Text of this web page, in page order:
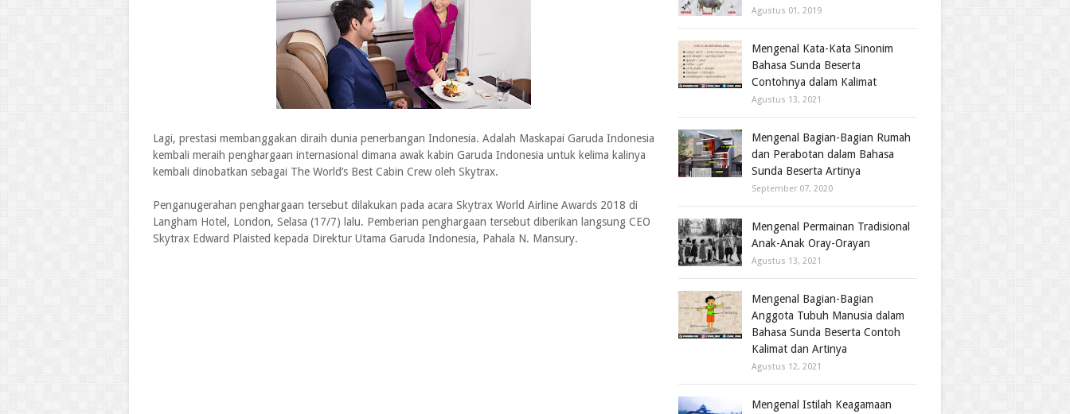
Lagi, prestasi membanggakan diraih dunia penerbangan Indonesia. Adalah Maskapai Garuda Indonesia
kembali meraih penghargaan internasional dimana awak kabin Garuda Indonesia untuk kelima kalinya
kembali dinobatkan sebagai The World’s Best Cabin Crew oleh Skytrax.
Penganugerahan penghargaan tersebut dilakukan pada acara Skytrax World Airline Awards 2018 di
Langham Hotel, London, Selasa (17/7) lalu. Pemberian penghargaan tersebut diberikan langsung CEO
Skytrax Edward Plaisted kepada Direktur Utama Garuda Indonesia, Pahala N. Mansury.
Agustus 01, 2019
Mengenal Kata-Kata Sinonim
Bahasa Sunda Beserta
Contohnya dalam Kalimat
Agustus 13, 2021
Mengenal Bagian-Bagian Rumah
dan Perabotan dalam Bahasa
Sunda Beserta Artinya
September 07, 2020
Mengenal Permainan Tradisional
Anak-Anak Oray-Orayan
Agustus 13, 2021
Mengenal Bagian-Bagian
Anggota Tubuh Manusia dalam
Bahasa Sunda Beserta Contoh
Kalimat dan Artinya
Agustus 12, 2021
Mengenal Istilah Keagamaan